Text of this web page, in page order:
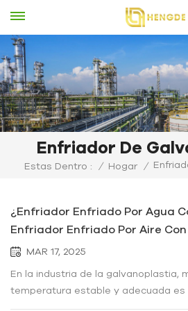
Enfriador De
Estas Dentro : / Hogar /
¿Enfriador Enfriado Por Agua
Enfriador Enfriado Por Aire
MAR 17, 2025
En la industria de la galvanoplastia,
temperatura estable y adecuada es
del proceso de galvanoplastia. Aquí